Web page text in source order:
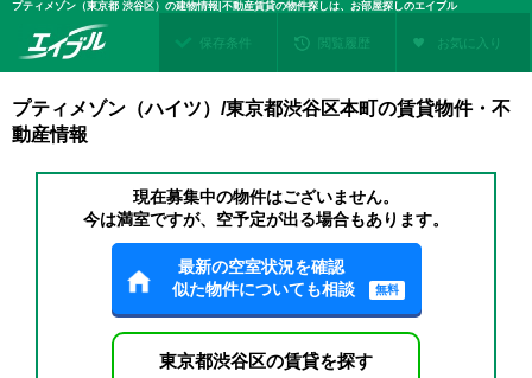
プティメゾン（東京都 渋谷区）の建物情報|不動産賃貸の物件探しは、お部屋探しのエイブル
保存条件 閲覧履歴 お気に入り
プティメゾン（ハイツ）/東京都渋谷区本町の賃貸物件・不
動産情報
現在募集中の物件はございません。
今は満室ですが、空予定が出る場合もあります。
最新の空室状況を確認
似た物件についても相談
無料
東京都渋谷区の賃貸を探す